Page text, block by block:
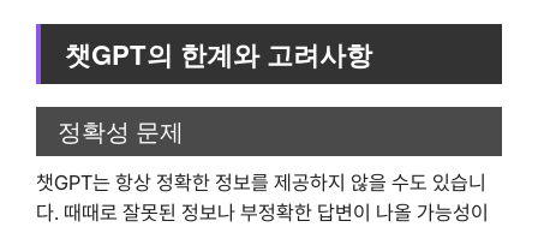
챗GPT의 한계와 고려사항
정확성 문제
챗GPT는 항상 정확한 정보를 제공하지 않을 수도 있습니
다. 때때로 잘못된 정보나 부정확한 답변이 나올 가능성이